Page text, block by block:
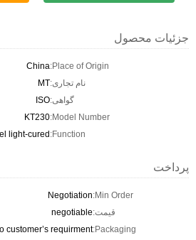
جزئیات محصول
Place of Origin:
China
نام تجاری:MT
گواهی:ISO
Model Number:
KT230
Function:
light-cured
پرداخت
Min Order:
Negotiation
قیمت:negotiable
Packaging:
customer’s requirment